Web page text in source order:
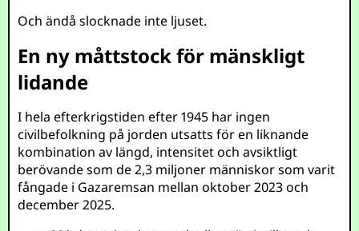
Och ändå slocknade inte ljuset.
En ny måttstock för mänskligt
lidande
I hela efterkrigstiden efter 1945 har ingen
civilbefolkning på jorden utsatts för en liknande
kombination av längd, intensitet och avsiktligt
berövande som de 2,3 miljoner människor som varit
fångade i Gazaremsan mellan oktober 2023 och
december 2025.